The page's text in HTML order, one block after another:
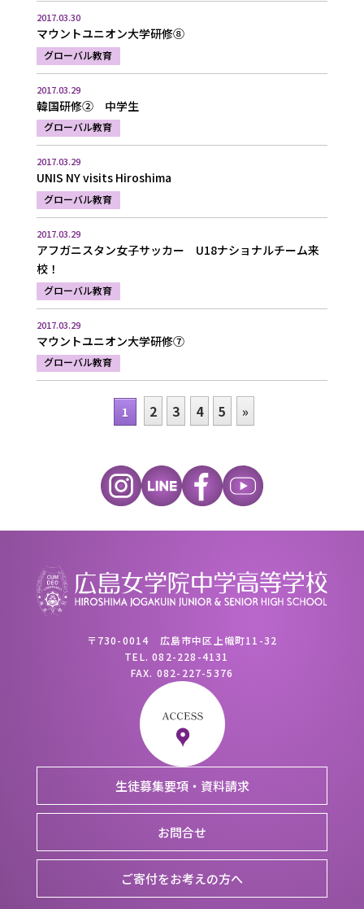
2017.03.30
マウントユニオン大学研修⑧
グローバル教育
2017.03.29
韓国研修② 中学生
グローバル教育
2017.03.29
UNIS NY visits Hiroshima
グローバル教育
2017.03.29
アフガニスタン女子サッカー U18ナショナルチーム来
校！
グローバル教育
2017.03.29
マウントユニオン大学研修⑦
グローバル教育
1 2 3 4 5 »
〒730-0014 広島市中区上幟町11-32
TEL.082-228-4131
FAX. 082-227-5376
生徒募集要項・資料請求
お問合せ
ご寄付をお考えの方へ